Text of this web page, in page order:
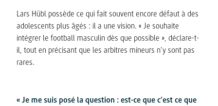
Lars Hübl possède ce qui fait souvent encore défaut à des
adolescents plus âgés : il a une vision. « Je souhaite
intégrer le football masculin dès que possible », déclare-t-
il, tout en précisant que les arbitres mineurs n’y sont pas
rares.
« Je me suis posé la question : est-ce que c’est ce que